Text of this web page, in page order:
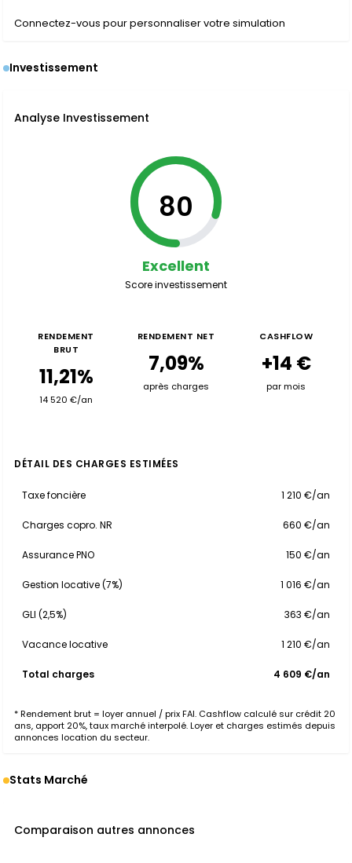
Connectez-vous pour personnaliser votre simulation
Investissement
Analyse Investissement
80
Excellent
Score investissement
RENDEMENT
BRUT
11,21%
14 520 €/an
RENDEMENT NET
7,09%
après charges
CASHFLOW
+14 €
par mois
DÉTAIL DES CHARGES ESTIMÉES
Taxe foncière 1 210 €/an
Charges copro. NR 660 €/an
Assurance PNO 150 €/an
Gestion locative (7%) 1 016 €/an
GLI (2,5%) 363 €/an
Vacance locative 1 210 €/an
Total charges 4 609 €/an
* Rendement brut = loyer annuel / prix FAI. Cashflow calculé sur crédit 20
ans, apport 20%, taux marché interpolé. Loyer et charges estimés depuis
annonces location du secteur.
Stats Marché
Comparaison autres annonces